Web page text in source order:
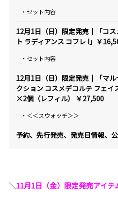
・セット内容
12月1日（日）限定発売｜「コ
ト ラディアンス コフレ I」￥
・セット内容
12月1日（日）限定発売｜「マ
クション コスメデコルテ フェイ
×2個（レフィル） ￥27,500
・＜＜スウォッチ＞＞
予約、先行発売、発売日情報、
＼11月1日（金）限定発売アイ